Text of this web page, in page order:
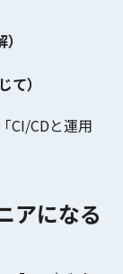
）
「CI/CDと運用
アになる